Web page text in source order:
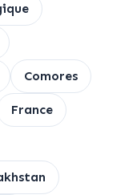
Comores
France